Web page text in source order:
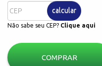
calcular
Não sabe seu CEP? Clique aqui
COMPRAR